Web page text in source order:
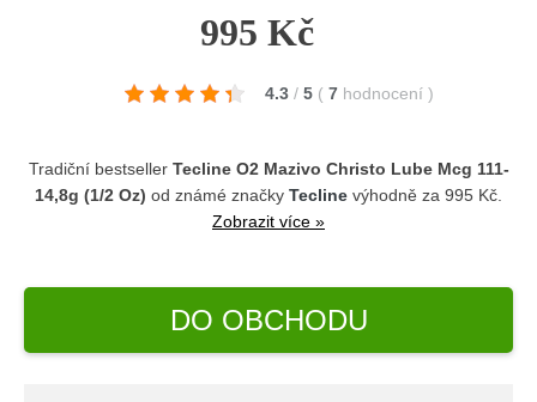
995 Kč
4.3 / 5 ( 7 hodnocení )
Tradiční bestseller Tecline O2 Mazivo Christo Lube Mcg 111-
14,8g (1/2 Oz) od známé značky Tecline výhodně za 995 Kč.
Zobrazit více »
DO OBCHODU